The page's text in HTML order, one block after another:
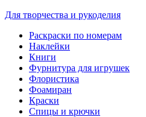
Для творчества и рукоделия
Раскраски по номерам
Наклейки
Книги
Фурнитура для игрушек
Флористика
Фоамиран
Краски
Спицы и крючки